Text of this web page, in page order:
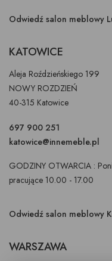
Odwiedź salon meblowy
KATOWICE
Aleja Roździeńskiego 199
NOWY ROZDZIEŃ
40-315 Katowice
697 900 251
katowice@innemeble.pl
GODZINY OTWARCIA :
pracujące 10.00 - 17.00
Odwiedź salon meblowy
WARSZAWA